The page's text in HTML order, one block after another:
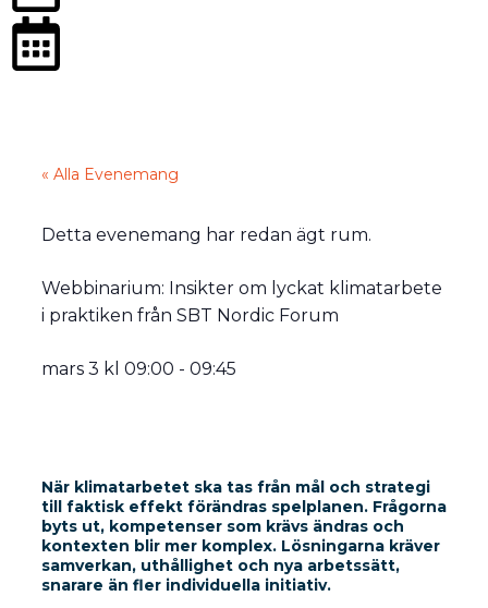
« Alla Evenemang
Detta evenemang har redan ägt rum.
Webbinarium: Insikter om lyckat klimatarbete
i praktiken från SBT Nordic Forum
mars 3 kl 09:00 - 09:45
När klimatarbetet ska tas från mål och strategi
till faktisk effekt förändras spelplanen. Frågorna
byts ut, kompetenser som krävs ändras och
kontexten blir mer komplex. Lösningarna kräver
samverkan, uthållighet och nya arbetssätt,
snarare än fler individuella initiativ.